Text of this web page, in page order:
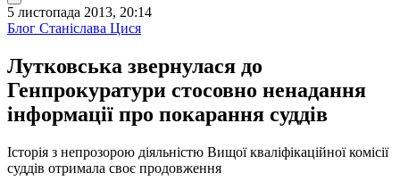
5 листопада 2013, 20:14
Блог Станіслава Цися
Лутковська звернулася до
Генпрокуратури стосовно ненадання
інформації про покарання суддів
Історія з непрозорою діяльністю Вищої кваліфікаційної комісії
суддів отримала своє продовження